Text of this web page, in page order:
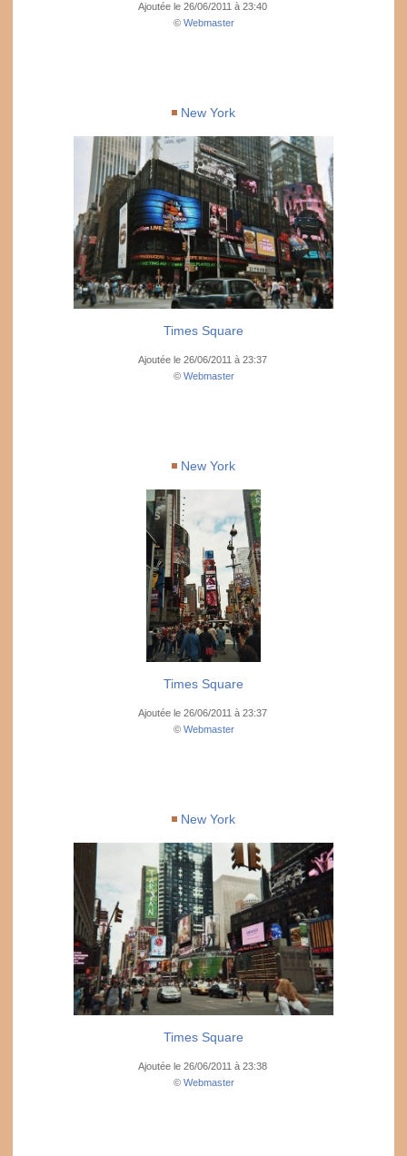
Ajoutée le 26/06/2011 à 23:40
© Webmaster
New York
Times Square
Ajoutée le 26/06/2011 à 23:37
© Webmaster
New York
Times Square
Ajoutée le 26/06/2011 à 23:37
© Webmaster
New York
Times Square
Ajoutée le 26/06/2011 à 23:38
© Webmaster